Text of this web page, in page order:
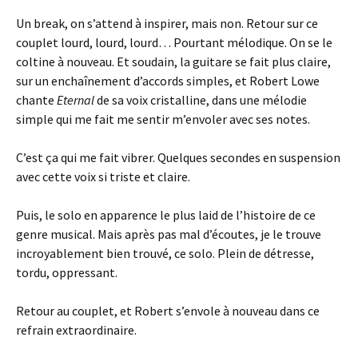
Un break, on s’attend à inspirer, mais non. Retour sur ce
couplet lourd, lourd, lourd… Pourtant mélodique. On se le
coltine à nouveau. Et soudain, la guitare se fait plus claire,
sur un enchaînement d’accords simples, et Robert Lowe
chante Eternalde sa voix cristalline, dans une mélodie
simple qui me fait me sentir m’envoler avec ses notes.
C’est ça qui me fait vibrer. Quelques secondes en suspension
avec cette voix si triste et claire.
Puis, le solo en apparence le plus laid de l’histoire de ce
genre musical. Mais après pas mal d’écoutes, je le trouve
incroyablement bien trouvé, ce solo. Plein de détresse,
tordu, oppressant.
Retour au couplet, et Robert s’envole à nouveau dans ce
refrain extraordinaire.